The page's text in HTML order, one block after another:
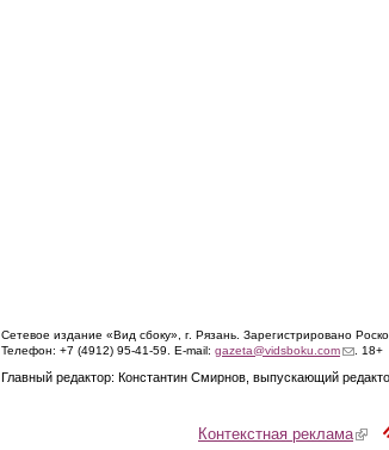
Сетевое издание «Вид сбоку», г. Рязань. Зарегистрировано
Телефон: +7 (4912) 95-41-59. E-mail: gazeta@vidsboku.com(link. 18+
Главный редактор: Константин Смирнов, выпускающий
Контекстная реклама(link